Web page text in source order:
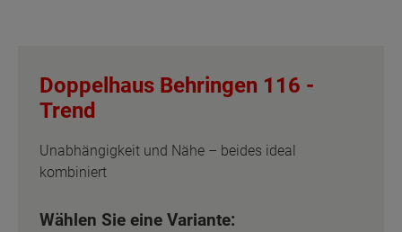
Doppelhaus Behringen 116 -
Trend
Unabhängigkeit und Nähe – beides ideal
kombiniert
Wählen Sie eine Variante: